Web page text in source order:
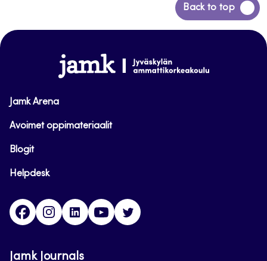
Back to top
Siirry
takaisin
www.jamk.fi
Jamk Arena
Avoimet oppimateriaalit
Blogit
Helpdesk
FacebookInstagram
LinkedInYoutube
Jamk Journals